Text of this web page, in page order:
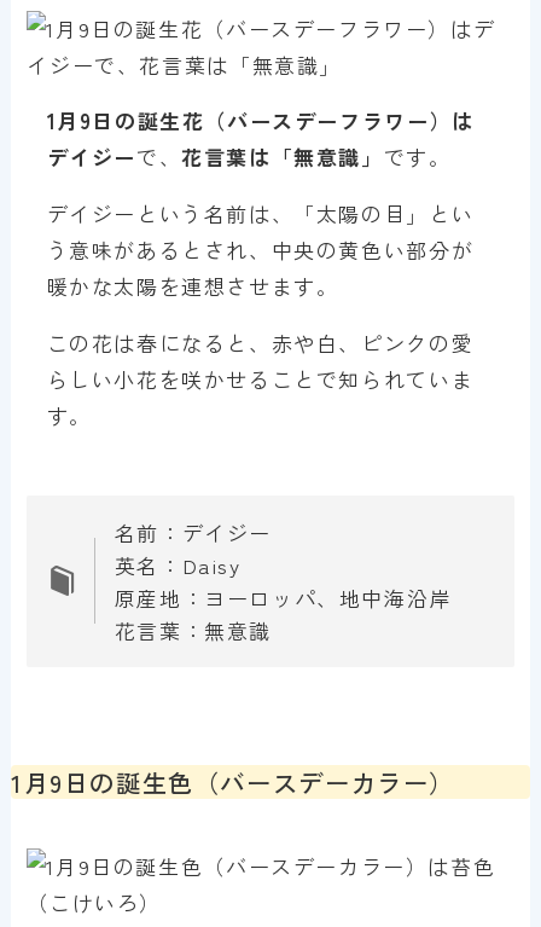
1月9日の誕生花（バースデーフラワー）は
デイジーで、花言葉は「無意識」 です。
デイジーという名前は、「太陽の目」とい
う意味があるとされ、中央の黄色い部分が
暖かな太陽を連想させます。
この花は春になると、赤や白、ピンクの愛
らしい小花を咲かせることで知られていま
す。
名前：デイジー
英名：Daisy
原産地：ヨーロッパ、地中海沿岸
花言葉：無意識
1月9日の誕生色（バースデーカラー）